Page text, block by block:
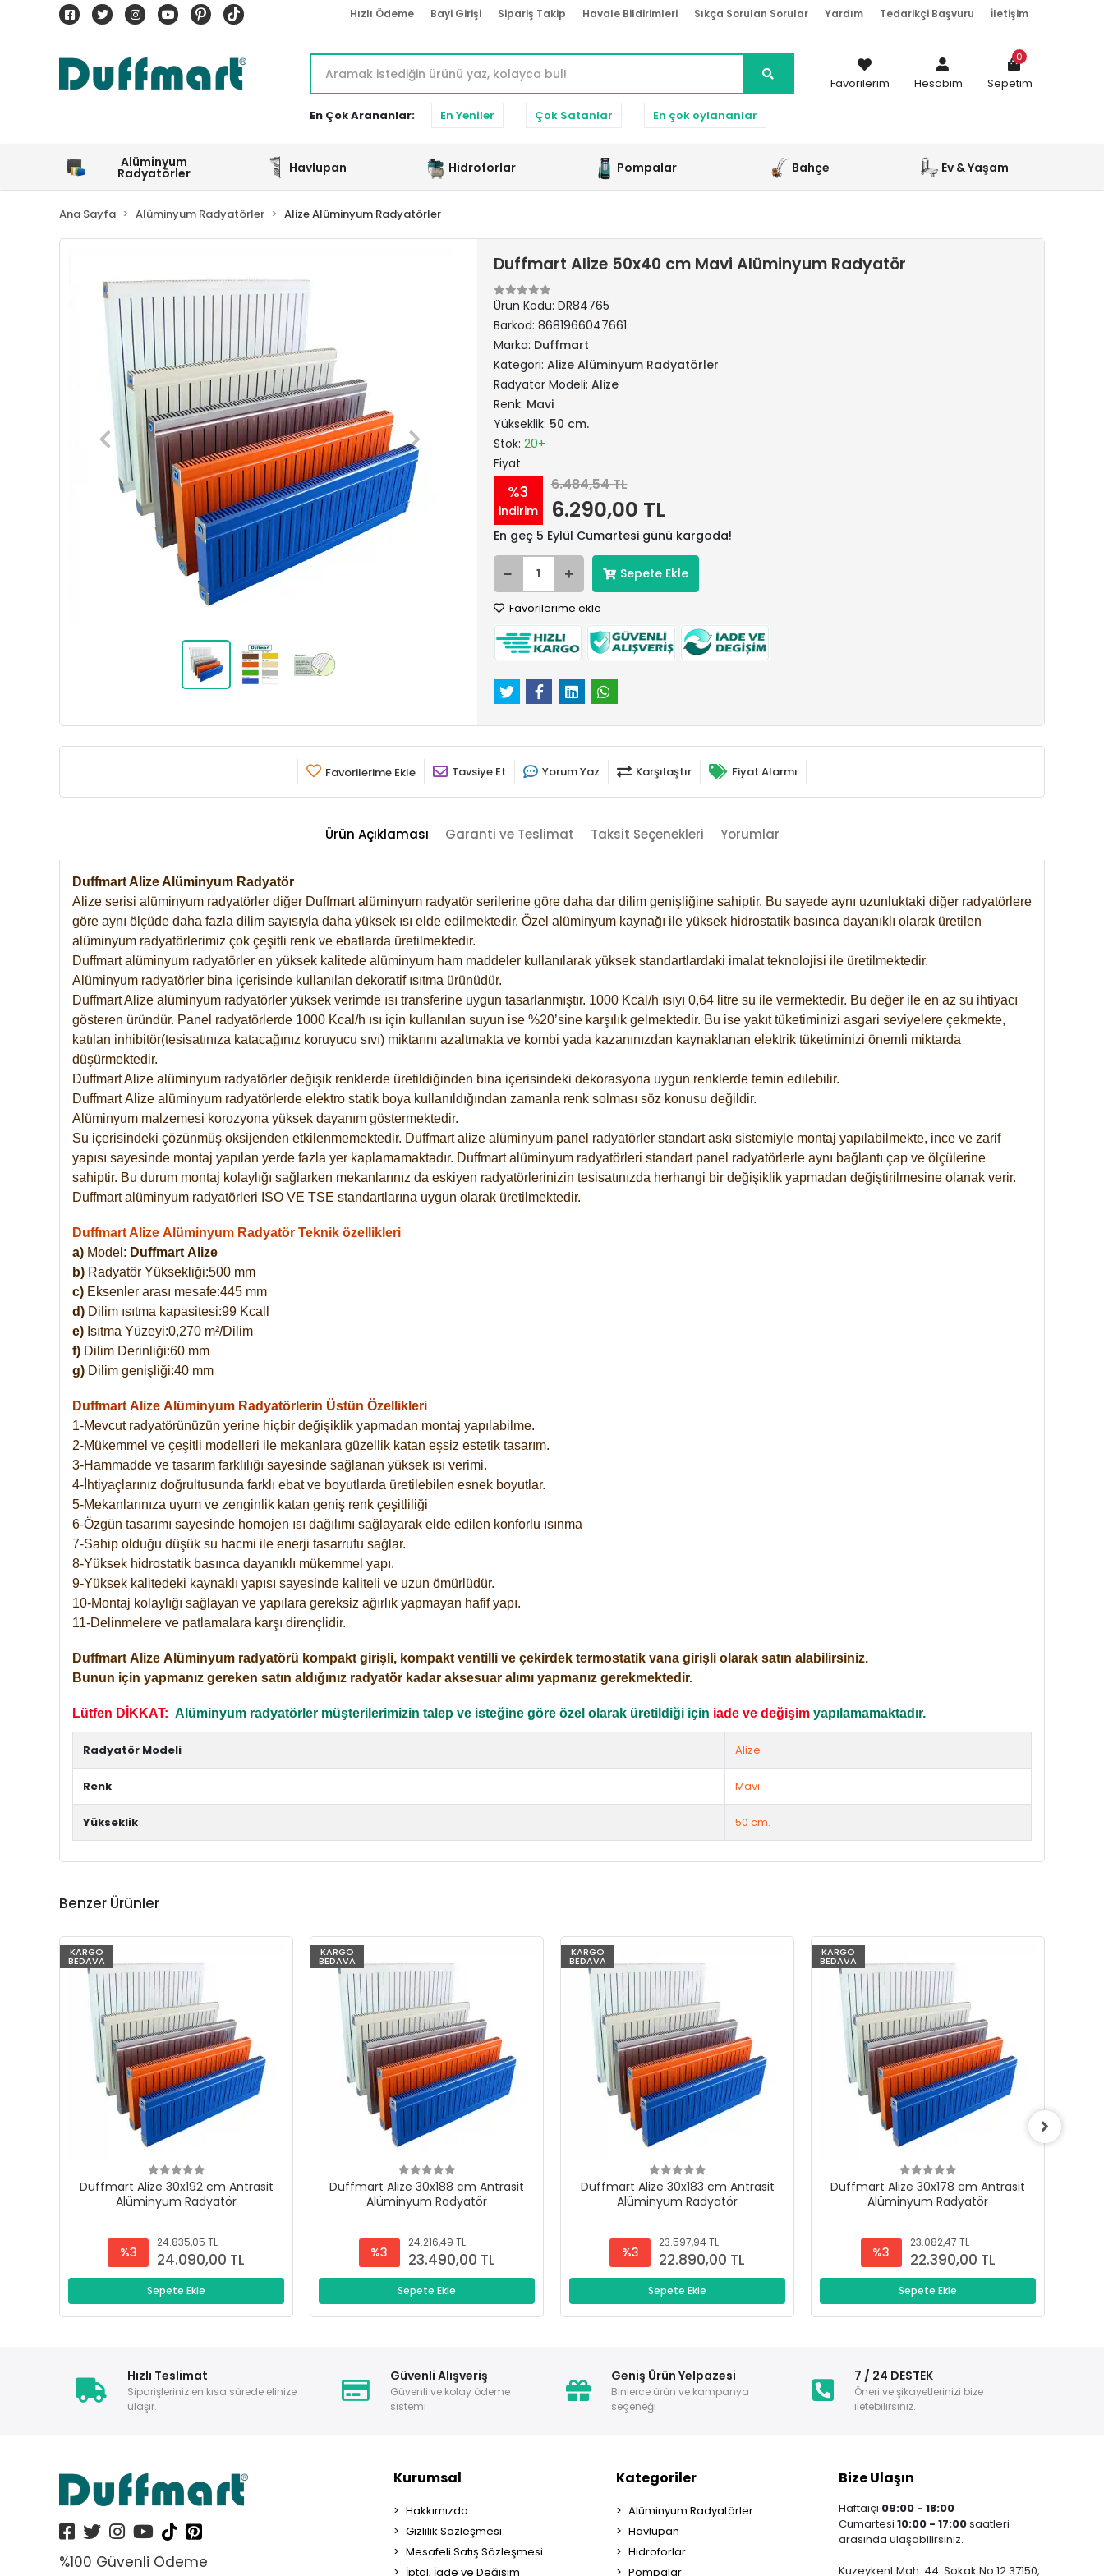
Hızlı Ödeme Bayi Girişi Sipariş Takip Havale Bildirimleri Sıkça Sorulan Sorular Yardım Tedarikçi Başvuru İletişim
En Çok Arananlar: En Yeniler Çok Satanlar En çok oylananlar
Favorilerim Hesabım Sepetim
0
Alüminyum
Radyatörler Havlupan Hidroforlar Pompalar Bahçe Ev & Yaşam
Ana Sayfa Alüminyum Radyatörler Alize Alüminyum Radyatörler
Duffmart Alize 50x40 cm Mavi Alüminyum Radyatör
Ürün Kodu: DR84765
Barkod: 8681966047661
Marka: Duffmart
Kategori: Alize Alüminyum Radyatörler
Radyatör Modeli: Alize
Renk: Mavi
Yükseklik: 50 cm.
Stok: 20+
Fiyat
%3
indirim
6.484,54 TL
6.290,00 TL
En geç 5 Eylül Cumartesi günü kargoda!
Sepete Ekle
Favorilerime ekle
Favorilerime Ekle Tavsiye Et Yorum Yaz Karşılaştır Fiyat Alarmı
Ürün Açıklaması Garanti ve Teslimat Taksit Seçenekleri Yorumlar
Duffmart Alize Alüminyum Radyatör
Alize serisi alüminyum radyatörler diğer Duffmart alüminyum radyatör serilerine göre daha dar dilim genişliğine sahiptir. Bu sayede aynı uzunluktaki diğer radyatörlere
göre aynı ölçüde daha fazla dilim sayısıyla daha yüksek ısı elde edilmektedir. Özel alüminyum kaynağı ile yüksek hidrostatik basınca dayanıklı olarak üretilen
alüminyum radyatörlerimiz çok çeşitli renk ve ebatlarda üretilmektedir.
Duffmart alüminyum radyatörler en yüksek kalitede alüminyum ham maddeler kullanılarak yüksek standartlardaki imalat teknolojisi ile üretilmektedir.
Alüminyum radyatörler bina içerisinde kullanılan dekoratif ısıtma ürünüdür.
Duffmart Alize alüminyum radyatörler yüksek verimde ısı transferine uygun tasarlanmıştır. 1000 Kcal/h ısıyı 0,64 litre su ile vermektedir. Bu değer ile en az su ihtiyacı
gösteren üründür. Panel radyatörlerde 1000 Kcal/h ısı için kullanılan suyun ise %20’sine karşılık gelmektedir. Bu ise yakıt tüketiminizi asgari seviyelere çekmekte,
katılan inhibitör(tesisatınıza katacağınız koruyucu sıvı) miktarını azaltmakta ve kombi yada kazanınızdan kaynaklanan elektrik tüketiminizi önemli miktarda
düşürmektedir.
Duffmart Alize alüminyum radyatörler değişik renklerde üretildiğinden bina içerisindeki dekorasyona uygun renklerde temin edilebilir.
DuffmartAlize alüminyum radyatörlerde elektro statik boya kullanıldığından zamanla renk solması söz konusu değildir.
Alüminyum malzemesi korozyona yüksek dayanım göstermektedir.
Su içerisindeki çözünmüş oksijenden etkilenmemektedir. Duffmart alize alüminyum panel radyatörler standart askı sistemiyle montaj yapılabilmekte, ince ve zarif
yapısı sayesinde montaj yapılan yerde fazla yer kaplamamaktadır. Duffmart alüminyum radyatörleri standart panel radyatörlerle aynı bağlantı çap ve ölçülerine
sahiptir. Bu durum montaj kolaylığı sağlarken mekanlarınız da eskiyen radyatörlerinizin tesisatınızda herhangi bir değişiklik yapmadan değiştirilmesine olanak verir.
Duffmart alüminyum radyatörleri ISO VE TSE standartlarına uygun olarak üretilmektedir.
Duffmart Alize Alüminyum Radyatör Teknik özellikleri
a) Model: Duffmart Alize
b) Radyatör Yüksekliği:500 mm
c) Eksenler arası mesafe:445 mm
d) Dilim ısıtma kapasitesi:99 Kcall
e) Isıtma Yüzeyi:0,270 m²/Dilim
f) Dilim Derinliği:60 mm
g) Dilim genişliği:40 mm
Duffmart Alize Alüminyum Radyatörlerin Üstün Özellikleri
1-Mevcut radyatörünüzün yerine hiçbir değişiklik yapmadan montaj yapılabilme.
2-Mükemmel ve çeşitli modelleri ile mekanlara güzellik katan eşsiz estetik tasarım.
3-Hammadde ve tasarım farklılığı sayesinde sağlanan yüksek ısı verimi.
4-İhtiyaçlarınız doğrultusunda farklı ebat ve boyutlarda üretilebilen esnek boyutlar.
5-Mekanlarınıza uyum ve zenginlik katan geniş renk çeşitliliği
6-Özgün tasarımı sayesinde homojen ısı dağılımı sağlayarak elde edilen konforlu ısınma
7-Sahip olduğu düşük su hacmi ile enerji tasarrufu sağlar.
8-Yüksek hidrostatik basınca dayanıklı mükemmel yapı.
9-Yüksek kalitedeki kaynaklı yapısı sayesinde kaliteli ve uzun ömürlüdür.
10-Montaj kolaylığı sağlayan ve yapılara gereksiz ağırlık yapmayan hafif yapı.
11-Delinmelere ve patlamalara karşı dirençlidir.
Duffmart Alize Alüminyum radyatörü kompakt girişli, kompakt ventilli ve çekirdek termostatik vana girişli olarak satın alabilirsiniz.
Bunun için yapmanız gereken satın aldığınız radyatör kadar aksesuar alımı yapmanız gerekmektedir.
Lütfen DİKKAT: Alüminyum radyatörler müşterilerimizin talep ve isteğine göre özel olarak üretildiği için iade ve değişim yapılamamaktadır.
Radyatör Modeli Alize
Renk Mavi
Yükseklik 50 cm.
Benzer Ürünler
KARGO
BEDAVA
Duffmart Alize 30x192 cm Antrasit
Alüminyum Radyatör
%3
24.835,05 TL
24.090,00 TL
Sepete Ekle
KARGO
BEDAVA
Duffmart Alize 30x188 cm Antrasit
Alüminyum Radyatör
%3
24.216,49 TL
23.490,00 TL
Sepete Ekle
KARGO
BEDAVA
Duffmart Alize 30x183 cm Antrasit
Alüminyum Radyatör
%3
23.597,94 TL
22.890,00 TL
Sepete Ekle
KARGO
BEDAVA
Duffmart Alize 30x178 cm Antrasit
Alüminyum Radyatör
%3
23.082,47 TL
22.390,00 TL
Sepete Ekle
Hızlı Teslimat
Siparişleriniz en kısa sürede elinize
ulaşır.
Güvenli Alışveriş
Güvenli ve kolay ödeme
sistemi
Geniş Ürün Yelpazesi
Binlerce ürün ve kampanya
seçeneği
7 / 24 DESTEK
Öneri ve şikayetlerinizi bize
iletebilirsiniz.
%100 Güvenli Ödeme
Kurumsal
Hakkımızda
Gizlilik Sözleşmesi
Mesafeli Satış Sözleşmesi
İptal, İade ve Değişim
Kategoriler
Alüminyum Radyatörler
Havlupan
Hidroforlar
Pompalar
Bize Ulaşın
Haftaiçi 09:00 - 18:00
Cumartesi 10:00 - 17:00saatleri
arasında ulaşabilirsiniz.
Kuzeykent Mah. 44. Sokak No:12 37150,